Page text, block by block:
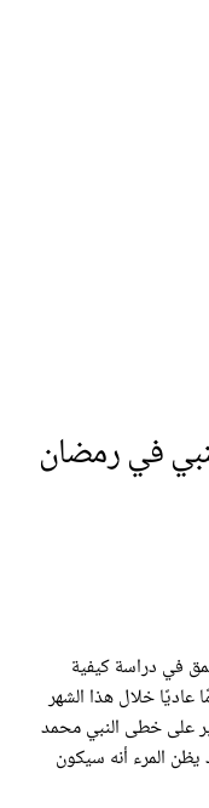
في رمضان
في دراسة كيفية
خلال هذا الشهر
على خطى النبي محمد
المرء أنه سيكون